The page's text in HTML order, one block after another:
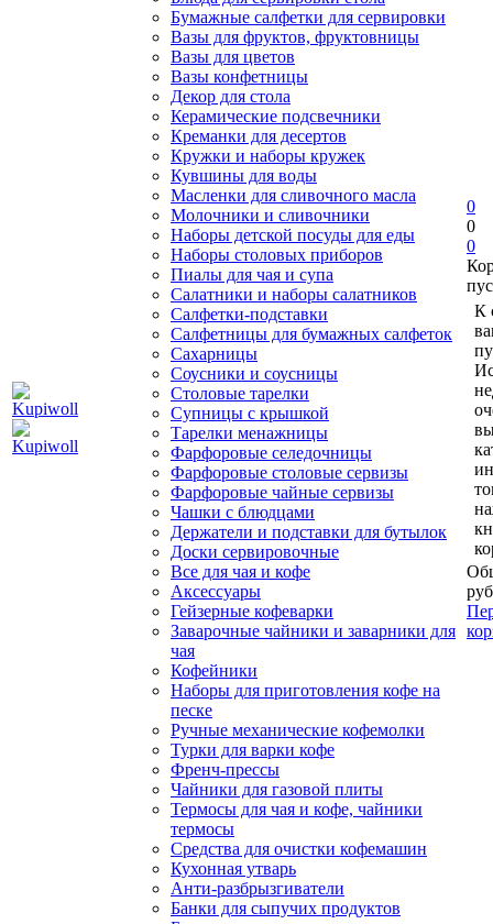
Бумажные салфетки для сервировки
Вазы для фруктов, фруктовницы
Вазы для цветов
Вазы конфетницы
Декор для стола
Керамические подсвечники
Креманки для десертов
Кружки и наборы кружек
Кувшины для воды
Масленки для сливочного масла
Молочники и сливочники
Наборы детской посуды для еды
Наборы столовых приборов
Пиалы для чая и супа
Салатники и наборы салатников
Салфетки-подставки
Салфетницы для бумажных салфеток
Сахарницы
Соусники и соусницы
Столовые тарелки
Супницы с крышкой
Тарелки менажницы
Фарфоровые селедочницы
Фарфоровые столовые сервизы
Фарфоровые чайные сервизы
Чашки с блюдцами
Держатели и подставки для бутылок
Доски сервировочные
Все для чая и кофе
Аксессуары
Гейзерные кофеварки
Заварочные чайники и заварники для
чая
Кофейники
Наборы для приготовления кофе на
песке
Ручные механические кофемолки
Турки для варки кофе
Френч-прессы
Чайники для газовой плиты
Термосы для чая и кофе, чайники
термосы
Средства для очистки кофемашин
Кухонная утварь
Анти-разбрызгиватели
Банки для сыпучих продуктов
0
0
0
К